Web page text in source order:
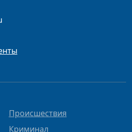
Происшествия
Криминал